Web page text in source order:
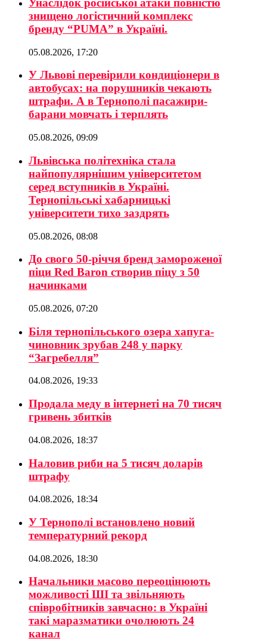
Унаслідок російської атаки повністю
знищено логістичний комплекс
бренду “PUMA” в Україні.
05.08.2026, 17:20
У Львові перевірили кондиціонери в
автобусах: на порушників чекають
штрафи. А в Тернополі пасажири-
барани мовчать і терплять
05.08.2026, 09:09
Львівська політехніка стала
найпопулярнішим університетом
серед вступників в Україні.
Тернопільські хабарницькі
університети тихо заздрять
05.08.2026, 08:08
До свого 50-річчя бренд замороженої
піци Red Baron створив піцу з 50
начинками
05.08.2026, 07:20
Біля тернопільського озера хапуга-
чиновник зрубав 248 у парку
“Загребелля”
04.08.2026, 19:33
Продала меду в інтернеті на 70 тисяч
гривень збитків
04.08.2026, 18:37
Наловив риби на 5 тисяч доларів
штрафу
04.08.2026, 18:34
У Тернополі встановлено новий
температурний рекорд
04.08.2026, 18:30
Начальники масово переоцінюють
можливості ШІ та звільняють
співробітників завчасно: в Україні
такі маразматики очолюють 24
канал